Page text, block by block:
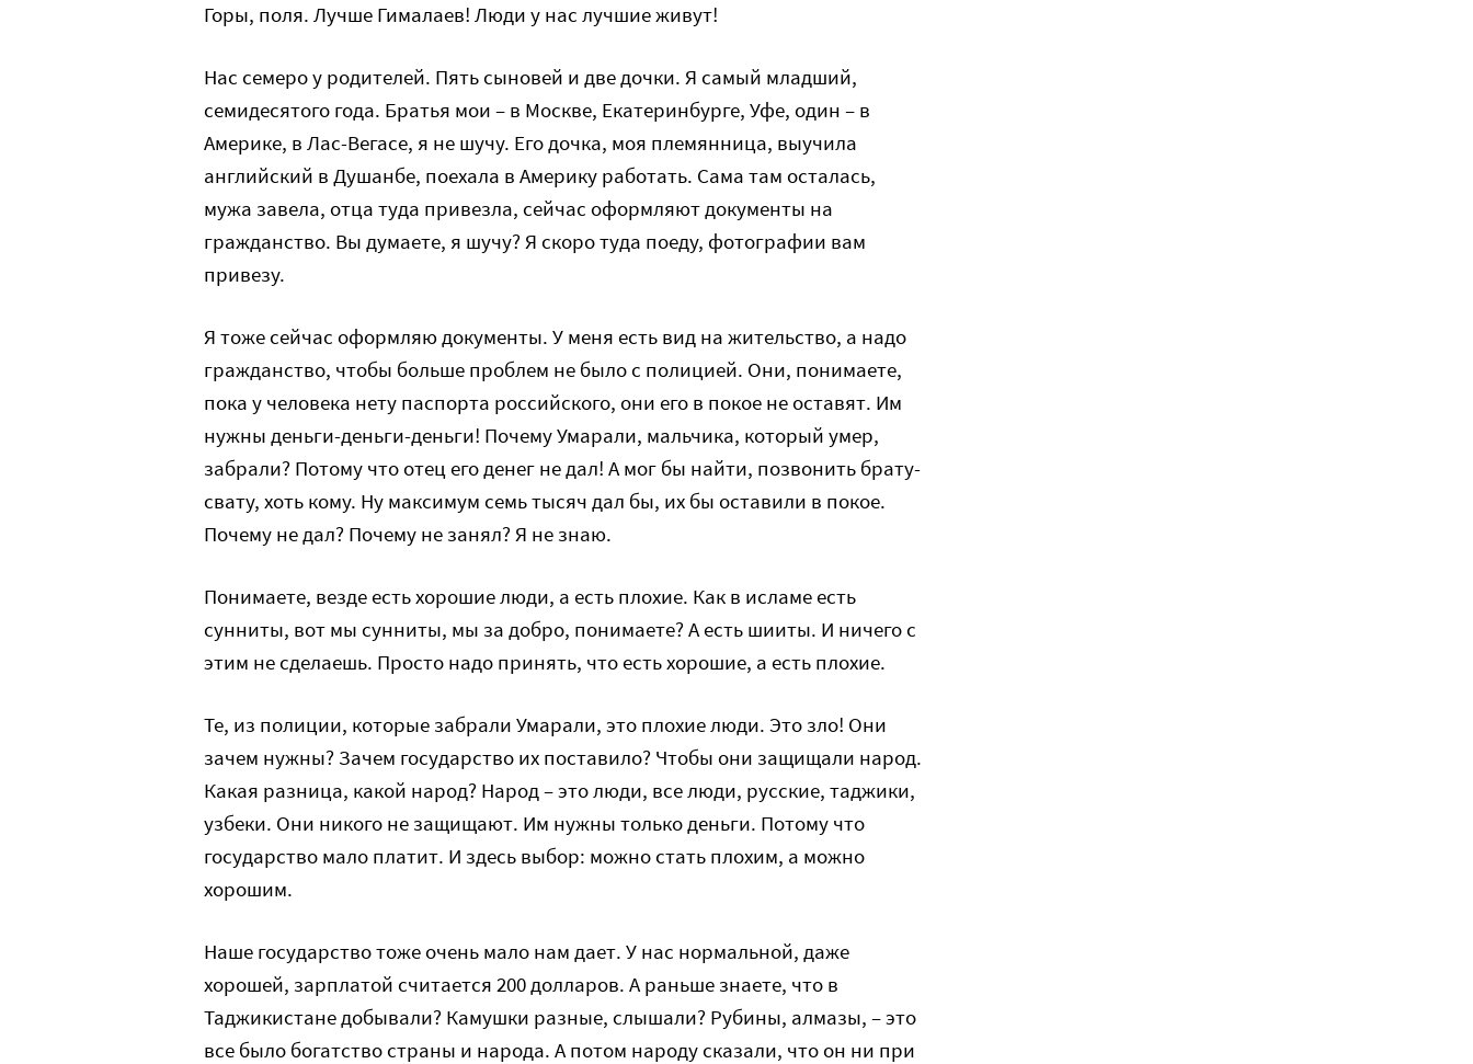
Горы, поля. Лучше Гималаев! Люди у нас лучшие живут!
Нас семеро у родителей. Пять сыновей и две дочки. Я самый младший,
семидесятого года. Братья мои – в Москве, Екатеринбурге, Уфе, один – в
Америке, в Лас-Вегасе, я не шучу. Его дочка, моя племянница, выучила
английский в Душанбе, поехала в Америку работать. Сама там осталась,
мужа завела, отца туда привезла, сейчас оформляют документы на
гражданство. Вы думаете, я шучу? Я скоро туда поеду, фотографии вам
привезу.
Я тоже сейчас оформляю документы. У меня есть вид на жительство, а надо
гражданство, чтобы больше проблем не было с полицией. Они, понимаете,
пока у человека нету паспорта российского, они его в покое не оставят. Им
нужны деньги-деньги-деньги! Почему Умарали, мальчика, который умер,
забрали? Потому что отец его денег не дал! А мог бы найти, позвонить брату-
свату, хоть кому. Ну максимум семь тысяч дал бы, их бы оставили в покое.
Почему не дал? Почему не занял? Я не знаю.
Понимаете, везде есть хорошие люди, а есть плохие. Как в исламе есть
сунниты, вот мы сунниты, мы за добро, понимаете? А есть шииты. И ничего с
этим не сделаешь. Просто надо принять, что есть хорошие, а есть плохие.
Те, из полиции, которые забрали Умарали, это плохие люди. Это зло! Они
зачем нужны? Зачем государство их поставило? Чтобы они защищали народ.
Какая разница, какой народ? Народ – это люди, все люди, русские, таджики,
узбеки. Они никого не защищают. Им нужны только деньги. Потому что
государство мало платит. И здесь выбор: можно стать плохим, а можно
хорошим.
Наше государство тоже очень мало нам дает. У нас нормальной, даже
хорошей, зарплатой считается 200 долларов. А раньше знаете, что в
Таджикистане добывали? Камушки разные, слышали? Рубины, алмазы, – это
все было богатство страны и народа. А потом народу сказали, что он ни при